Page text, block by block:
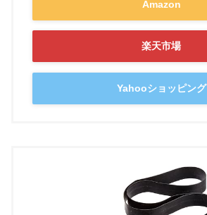
Amazon
楽天市場
Yahooショッピング